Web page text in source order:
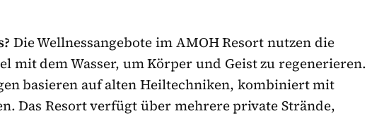
Die Wellnessangebote im AMOH Resort nutzen die
mit dem Wasser, um Körper und Geist zu regenerieren.
basieren auf alten Heiltechniken, kombiniert mit
Das Resort verfügt über mehrere private Strände,